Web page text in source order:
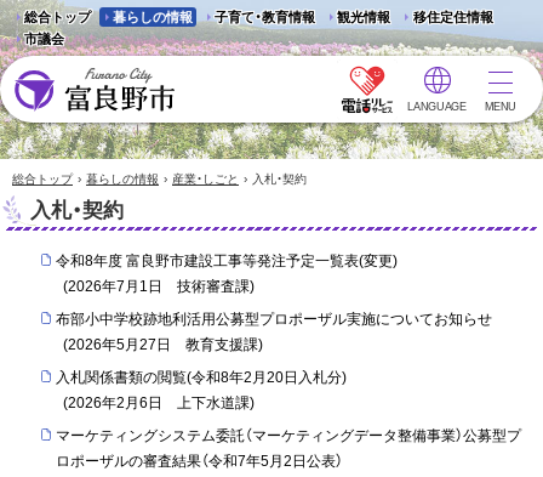
総合トップ 暮らしの情報 子育て・教育情報 観光情報
移住定住情報
市議会
富良野市 - Frano City
LANGUAGE MENU
総合トップ › 暮らしの情報 › 産業・しごと › 入札・契約
入札・契約
令和8年度 富良野市建設工事等発注予定一覧表(変更)
(2026年7月1日 技術審査課)
布部小中学校跡地利活用公募型プロポーザル実施についてお知らせ
(2026年5月27日 教育支援課)
入札関係書類の閲覧(令和8年2月20日入札分)
(2026年2月6日 上下水道課)
マーケティングシステム委託（マーケティングデータ整備事業）公募型プ
ロポーザルの審査結果（令和7年5月2日公表）